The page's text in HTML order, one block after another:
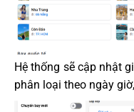
Hệ thống sẽ cập nhật
phân loại theo ngày